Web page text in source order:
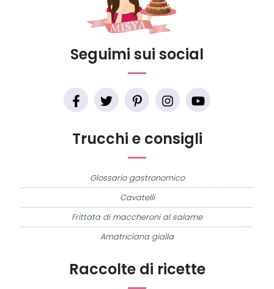
Raccolte di ricette
Trucchi e consigli
Glossario gastronomico
Cavatelli
Frittata di maccheroni al salame
Amatriciana gialla
Seguimi sui social